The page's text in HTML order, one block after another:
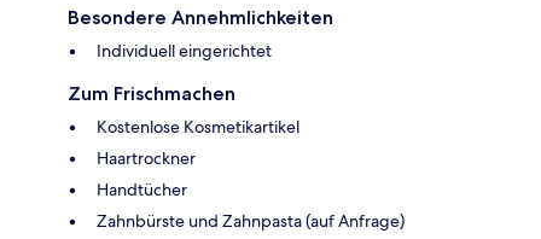
Besondere Annehmlichkeiten
Individuell eingerichtet
Zum Frischmachen
Kostenlose Kosmetikartikel
Haartrockner
Handtücher
Zahnbürste und Zahnpasta (auf Anfrage)